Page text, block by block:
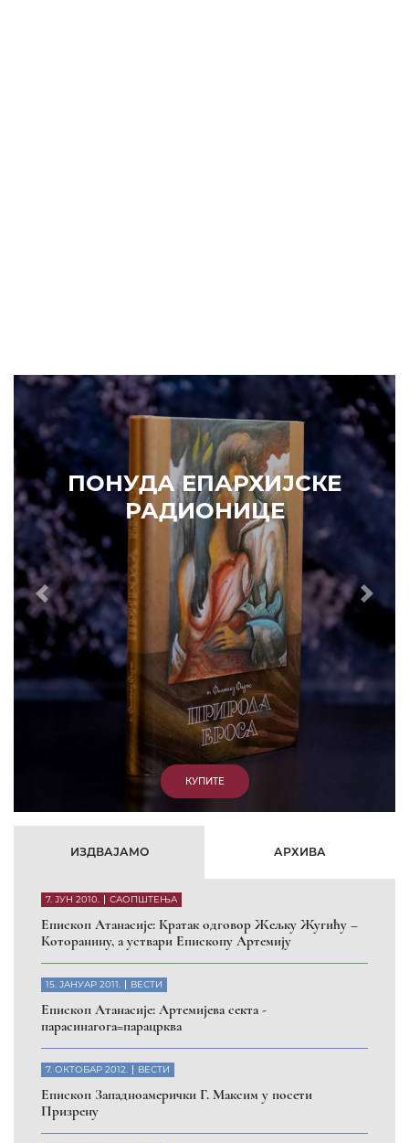
ПОНУДА ЕПАРХИЈСКЕ
РАДИОНИЦЕ
КУПИТЕ
Prethodni
ИЗДВАЈАМО АРХИВА
7. ЈУН 2010. САОПШТЕЊА
Eпископ Атанасије: Кратак одговор Жељку Жугићу –
Которанину, а уствари Епископу Артемију
15. ЈАНУАР 2011. ВЕСТИ
Eпископ Атанасије: Артемијева секта -
парасинагога=парацрква
7. ОКТОБАР 2012. ВЕСТИ
Eпископ Западноамерички Г. Максим у посети
Призрену
Eпархија Рашко-призренска осуђује физички напад на
Србина у Сувом Долу и апелује на КФОР и ЕУЛЕКС да
обезбеде сигурност за све грађане
Помозите нашој браћи и сестрама
на Косову и Метохији